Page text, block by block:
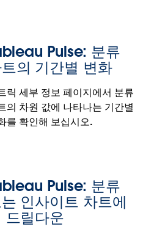
고 다양한 단축키 집합을 추
특정한 지역별 설정이 인사이
습니다.
이트 전환기
URL을 직접 찾아 입력하거나
지 않아도 됩니다.
습니다.
Pulse: 분류
의 기간별 변화
릭 세부 정보 페이지에서 분류
의 차원 값에 나타나는 기간별
를 확인해 보십시오.
Pulse: 분류
인사이트 차트에
드릴다운